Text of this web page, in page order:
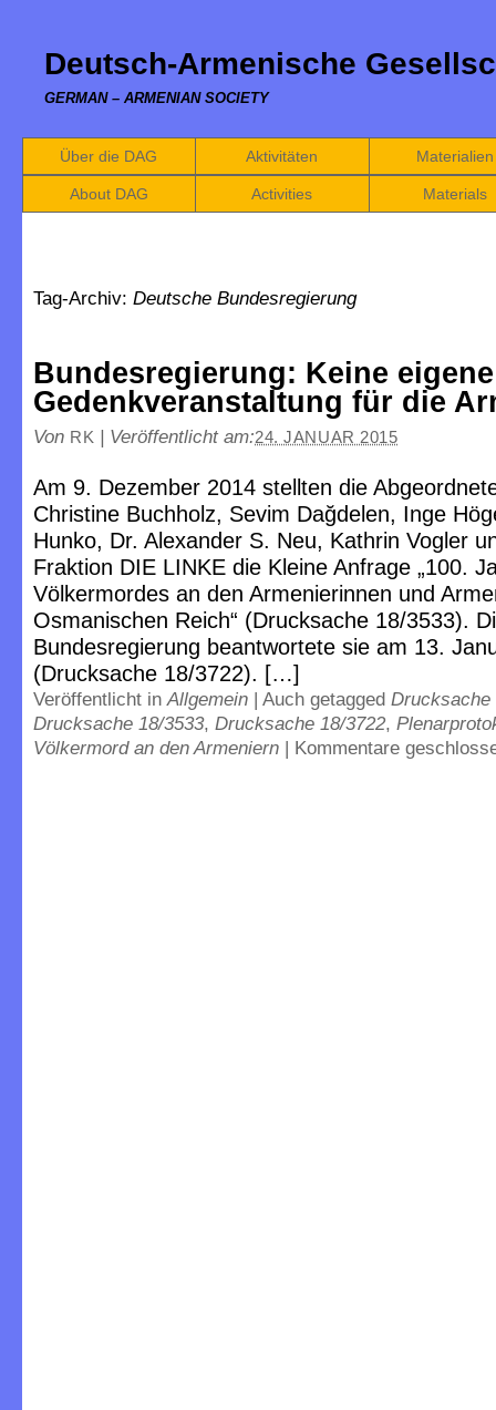
Deutsch-Armenische
GERMAN – ARMENIAN SOCIETY
Über die DAG Aktivitäten Materialien
About DAG Activities Materials
Tag-Archiv: Deutsche Bundesregierung
Bundesregierung: Keine eigene
Gedenkveranstaltung für die
Von RK | Veröffentlicht am:24. JANUAR 2015
Am 9. Dezember 2014 stellten die
Christine Buchholz, Sevim Dağdelen, Inge
Hunko, Dr. Alexander S. Neu, Kathrin Vogler
Fraktion DIE LINKE die Kleine Anfrage „100.
Völkermordes an den Armenierinnen und
Osmanischen Reich“ (Drucksache 18/3533).
Bundesregierung beantwortete sie am 13.
(Drucksache 18/3722). […]
Veröffentlicht inAllgemein | Auch getagged Drucksache
Drucksache 18/3533, Drucksache 18/3722,
Völkermord an den Armeniern | Kommentare